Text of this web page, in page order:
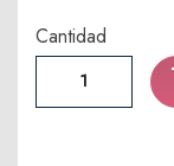
Cantidad